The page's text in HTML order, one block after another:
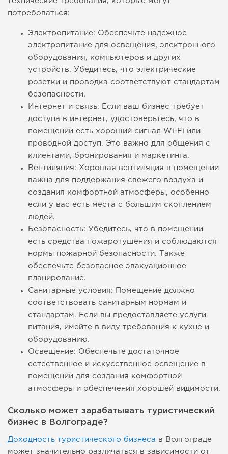
потребоваться:
Электропитание: Обеспечьте надежное
электропитание для освещения, электронного
оборудования, компьютеров и других
устройств. Убедитесь, что электрические
розетки и проводка соответствуют стандартам
безопасности.
Интернет и связь: Если ваш бизнес требует
доступа в интернет, удостоверьтесь, что в
помещении есть хороший сигнал Wi-Fi или
проводной доступ. Это важно для общения с
клиентами, бронирования и маркетинга.
Вентиляция: Хорошая вентиляция в помещении
важна для поддержания свежего воздуха и
создания комфортной атмосферы, особенно
если у вас есть места с большим скоплением
людей.
Безопасность: Убедитесь, что в помещении
есть средства пожаротушения и соблюдаются
нормы пожарной безопасности. Также
обеспечьте безопасное эвакуационное
планирование.
Санитарные условия: Помещение должно
соответствовать санитарным нормам и
стандартам. Если вы предоставляете услуги
питания, имейте в виду требования к кухне и
оборудованию.
Освещение: Обеспечьте достаточное
естественное и искусственное освещение в
помещении для создания комфортной
атмосферы и обеспечения хорошей видимости.
Сколько может зарабатывать туристический
бизнес в Волгограде?
Доходность туристического бизнеса в Волгограде
может значительно различаться в зависимости от